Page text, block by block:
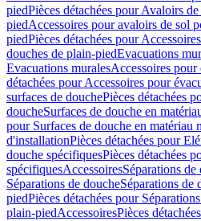
piedPièces détachées pour Avaloirs
piedAccessoires pour avaloirs de sol
piedPièces détachées pour
douches de plain-piedEvacuations
Evacuations muralesAccessoires pour
détachées pour Accessoires pour
surfaces de douchePièces détachées
doucheSurfaces de douche en
pour Surfaces de douche en matériau
d'installationPièces détachées pour
douche spécifiquesPièces détachées
spécifiquesAccessoiresSéparations de
Séparations de doucheSéparations de
piedPièces détachées pour
plain-piedAccessoiresPièces